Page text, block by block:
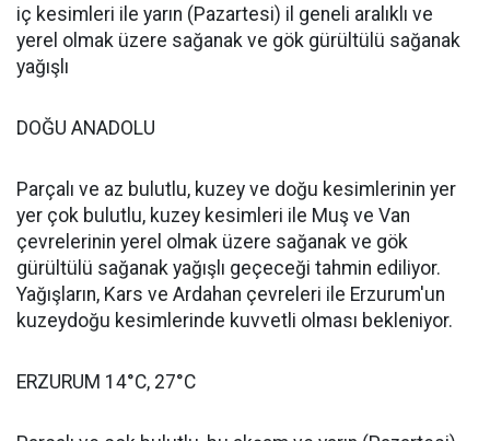
iç kesimleri ile yarın (Pazartesi) il geneli aralıklı ve
yerel olmak üzere sağanak ve gök gürültülü sağanak
yağışlı
DOĞU ANADOLU
Parçalı ve az bulutlu, kuzey ve doğu kesimlerinin yer
yer çok bulutlu, kuzey kesimleri ile Muş ve Van
çevrelerinin yerel olmak üzere sağanak ve gök
gürültülü sağanak yağışlı geçeceği tahmin ediliyor.
Yağışların, Kars ve Ardahan çevreleri ile Erzurum'un
kuzeydoğu kesimlerinde kuvvetli olması bekleniyor.
ERZURUM 14°C, 27°C